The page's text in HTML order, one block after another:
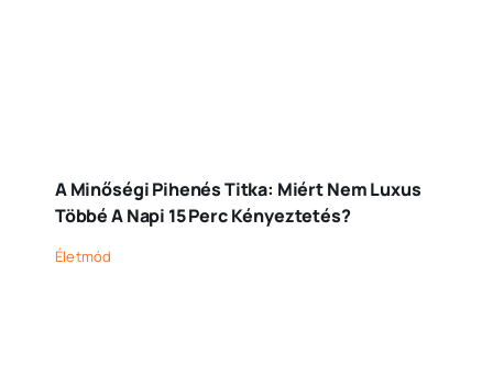
A Minőségi Pihenés Titka: Miért Nem Luxus
Többé A Napi 15 Perc Kényeztetés?
Életmód